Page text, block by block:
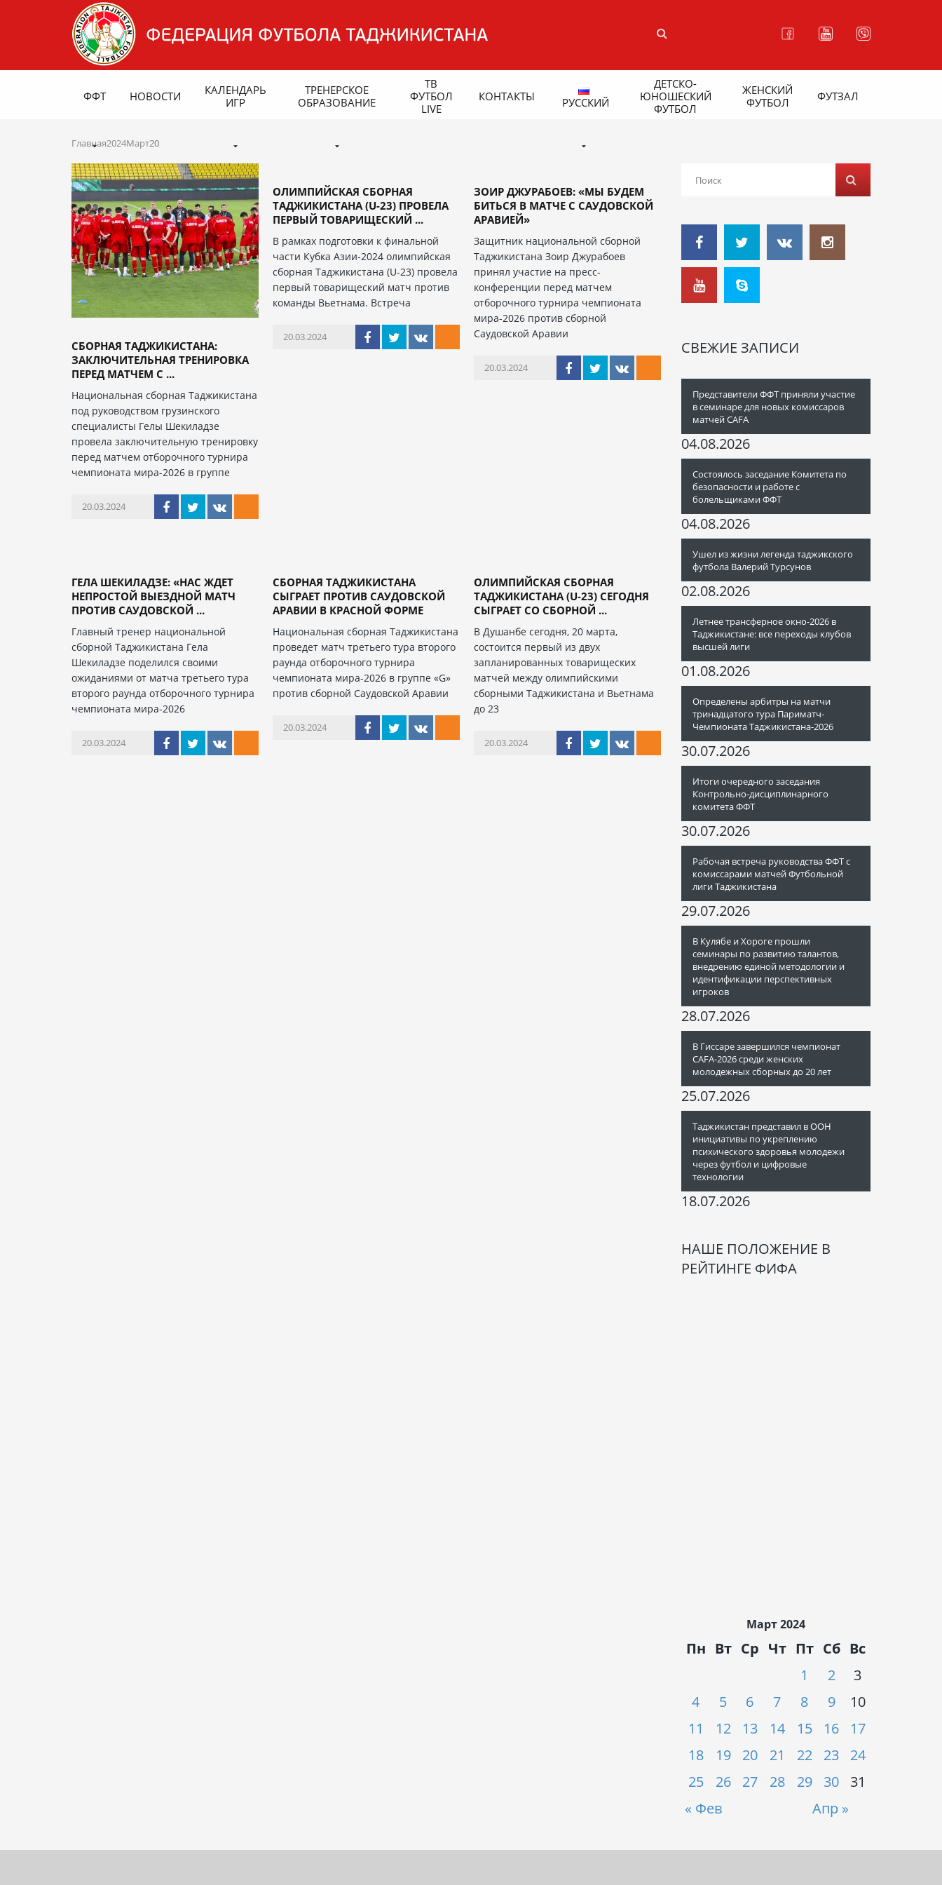
ФФТ НОВОСТИ
КАЛЕНДАРЬ
ИГР
ТРЕНЕРСКОЕ
ОБРАЗОВАНИЕ
ТВ
ФУТБОЛ
LIVE
КОНТАКТЫ РУССКИЙ
ДЕТСКО-
ЮНОШЕСКИЙ
ФУТБОЛ
ЖЕНСКИЙ
ФУТБОЛ
ФУТЗАЛ
Главная2024Март20
СБОРНАЯ ТАДЖИКИСТАНА:
ЗАКЛЮЧИТЕЛЬНАЯ ТРЕНИРОВКА
ПЕРЕД МАТЧЕМ С ...
Национальная сборная Таджикистана
под руководством грузинского
специалисты Гелы Шекиладзе
провела заключительную тренировку
перед матчем отборочного турнира
чемпионата мира-2026 в группе
20.03.2024
ОЛИМПИЙСКАЯ СБОРНАЯ
ТАДЖИКИСТАНА (U-23) ПРОВЕЛА
ПЕРВЫЙ ТОВАРИЩЕСКИЙ ...
В рамках подготовки к финальной
части Кубка Азии-2024 олимпийская
сборная Таджикистана (U-23) провела
первый товарищеский матч против
команды Вьетнама. Встреча
20.03.2024
ЗОИР ДЖУРАБОЕВ: «МЫ БУДЕМ
БИТЬСЯ В МАТЧЕ С САУДОВСКОЙ
АРАВИЕЙ»
Защитник национальной сборной
Таджикистана Зоир Джурабоев
принял участие на пресс-
конференции перед матчем
отборочного турнира чемпионата
мира-2026 против сборной
Саудовской Аравии
20.03.2024
ГЕЛА ШЕКИЛАДЗЕ: «НАС ЖДЕТ
НЕПРОСТОЙ ВЫЕЗДНОЙ МАТЧ
ПРОТИВ САУДОВСКОЙ ...
Главный тренер национальной
сборной Таджикистана Гела
Шекиладзе поделился своими
ожиданиями от матча третьего тура
второго раунда отборочного турнира
чемпионата мира-2026
20.03.2024
СБОРНАЯ ТАДЖИКИСТАНА
СЫГРАЕТ ПРОТИВ САУДОВСКОЙ
АРАВИИ В КРАСНОЙ ФОРМЕ
Национальная сборная Таджикистана
проведет матч третьего тура второго
раунда отборочного турнира
чемпионата мира-2026 в группе «G»
против сборной Саудовской Аравии
20.03.2024
ОЛИМПИЙСКАЯ СБОРНАЯ
ТАДЖИКИСТАНА (U-23) СЕГОДНЯ
СЫГРАЕТ СО СБОРНОЙ ...
В Душанбе сегодня, 20 марта,
состоится первый из двух
запланированных товарищеских
матчей между олимпийскими
сборными Таджикистана и Вьетнама
до 23
20.03.2024
СВЕЖИЕ ЗАПИСИ
Представители ФФТ приняли участие
в семинаре для новых комиссаров
матчей CAFA
04.08.2026
Состоялось заседание Комитета по
безопасности и работе с
болельщиками ФФТ
04.08.2026
Ушел из жизни легенда таджикского
футбола Валерий Турсунов
02.08.2026
Летнее трансферное окно-2026 в
Таджикистане: все переходы клубов
высшей лиги
01.08.2026
Определены арбитры на матчи
тринадцатого тура Париматч-
Чемпионата Таджикистана-2026
30.07.2026
Итоги очередного заседания
Контрольно-дисциплинарного
комитета ФФТ
30.07.2026
Рабочая встреча руководства ФФТ с
комиссарами матчей Футбольной
лиги Таджикистана
29.07.2026
В Кулябе и Хороге прошли
семинары по развитию талантов,
внедрению единой методологии и
идентификации перспективных
игроков
28.07.2026
В Гиссаре завершился чемпионат
CAFA-2026 среди женских
молодежных сборных до 20 лет
25.07.2026
Таджикистан представил в ООН
инициативы по укреплению
психического здоровья молодежи
через футбол и цифровые
технологии
18.07.2026
НАШЕ ПОЛОЖЕНИЕ В
РЕЙТИНГЕ ФИФА
Март 2024
Пн Вт Ср Чт Пт Сб Вс
« Фев Апр »
1 2
3
4
5 6 7 8 9
10
11
12 13 14 15 16
17
18
19 20 21 22 23
24
25
26 27 28 29 30 31